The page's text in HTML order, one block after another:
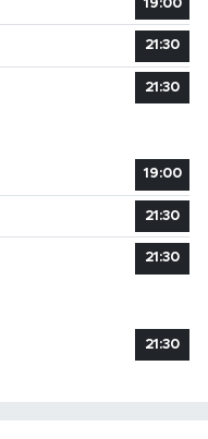
19:00
21:30
21:30
19:00
21:30
21:30
21:30